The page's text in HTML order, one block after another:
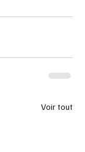
Voir tout